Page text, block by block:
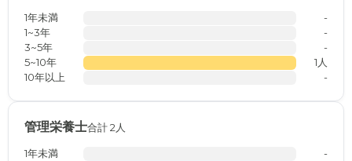
1年未満
-
1~3年
-
3~5年
-
5~10年
1人
10年以上
-
管理栄養士合計 2人
1年未満
-